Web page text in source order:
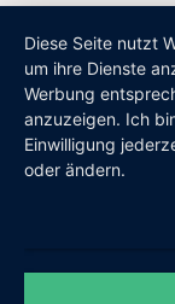
Diese Seite nutzt
um ihre Dienste
Werbung
anzuzeigen. Ich
Einwilligung
oder ändern.